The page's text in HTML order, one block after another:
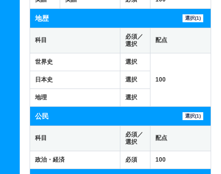
地歴 選択(1)
科目
必須／
選択
配点
世界史 選択
100
日本史 選択
地理 選択
公民 選択(1)
科目
必須／
選択
配点
政治・経済 必須 100